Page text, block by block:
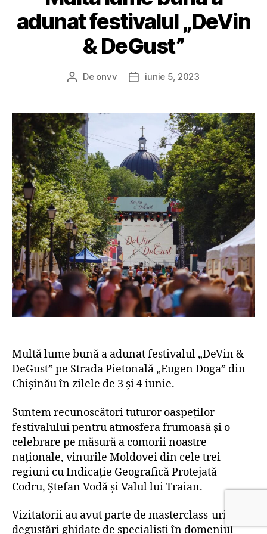
adunat festivalul „DeVin
& DeGust”
Autor
De onvv
Datăiunie 5, 2023
Multă lume bună a adunat festivalul „DeVin &
DeGust” pe Strada Pietonală „Eugen Doga” din
Chișinău în zilele de 3 și 4 iunie.
Suntem recunoscători tuturor oaspeților
festivalului pentru atmosfera frumoasă și o
celebrare pe măsură a comorii noastre
naționale, vinurile Moldovei din cele trei
regiuni cu Indicație Geografică Protejată –
Codru, Ștefan Vodă și Valul lui Traian.
Vizitatorii au avut parte de masterclass-uri și
degustări ghidate de specialiști în domeniul